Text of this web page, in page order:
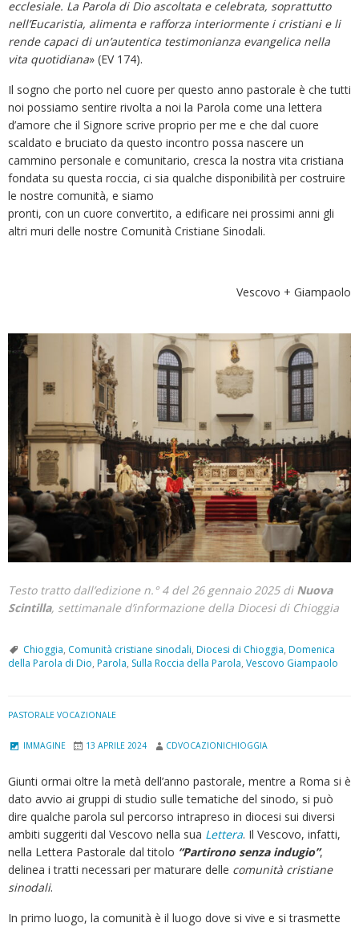
ecclesiale. La Parola di Dio ascoltata e celebrata, soprattutto
nell’Eucaristia, alimenta e rafforza interiormente i cristiani e li
rende capaci di un’autentica testimonianza evangelica nella
vita quotidiana» (EV 174).
Il sogno che porto nel cuore per questo anno pastorale è che tutti
noi possiamo sentire rivolta a noi la Parola come una lettera
d’amore che il Signore scrive proprio per me e che dal cuore
scaldato e bruciato da questo incontro possa nascere un
cammino personale e comunitario, cresca la nostra vita cristiana
fondata su questa roccia, ci sia qualche disponibilità per costruire
le nostre comunità, e siamo
pronti, con un cuore convertito, a edificare nei prossimi anni gli
altri muri delle nostre Comunità Cristiane Sinodali.
Vescovo + Giampaolo
Testo tratto dall’edizione n.° 4 del 26 gennaio 2025 di Nuova
Scintilla, settimanale d’informazione della Diocesi di Chioggia
Chioggia, Comunità cristiane sinodali, Diocesi di Chioggia, Domenica
della Parola di Dio, Parola, Sulla Roccia della Parola, Vescovo Giampaolo
PASTORALE VOCAZIONALE
IMMAGINE 13 APRILE 2024 CDVOCAZIONICHIOGGIA
Giunti ormai oltre la metà dell’anno pastorale, mentre a Roma si è
dato avvio ai gruppi di studio sulle tematiche del sinodo, si può
dire qualche parola sul percorso intrapreso in diocesi sui diversi
ambiti suggeriti dal Vescovo nella sua Lettera. Il Vescovo, infatti,
nella Lettera Pastorale dal titolo “Partirono senza indugio”,
delinea i tratti necessari per maturare delle comunità cristiane
sinodali.
In primo luogo, la comunità è il luogo dove si vive e si trasmette